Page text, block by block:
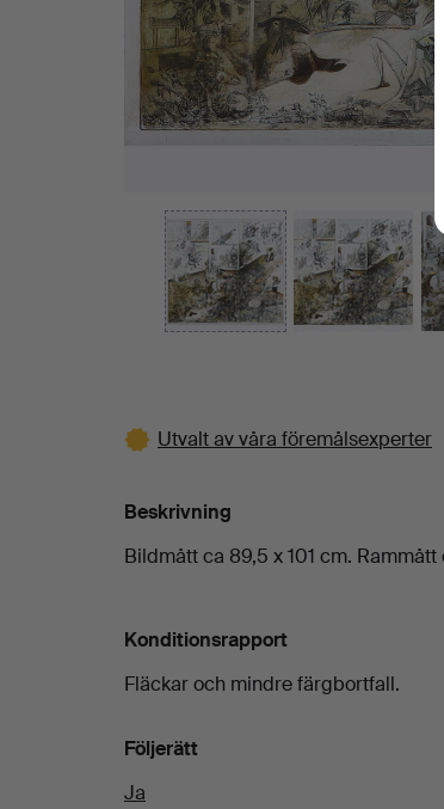
Utvalt av våra föremålsexperter
Beskrivning
Bildmått ca 89,5 x 101 cm.
Konditionsrapport
Fläckar och mindre färgbortfall.
Följerätt
Ja